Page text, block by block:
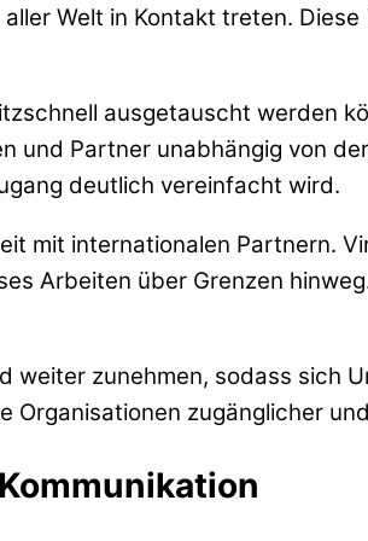
Welt in Kontakt treten. Diese
ausgetauscht werden
und Partner unabhängig von
deutlich vereinfacht wird.
mit internationalen Partnern.
Arbeiten über Grenzen
zunehmen, sodass sich
Organisationen zugänglicher